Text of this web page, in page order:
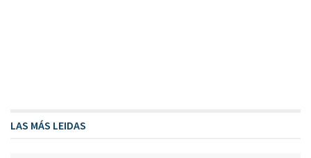
LAS MÁS LEIDAS